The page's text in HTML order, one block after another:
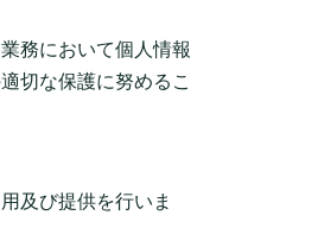
務において個人情報
切な保護に努めるこ
及び提供を行いま